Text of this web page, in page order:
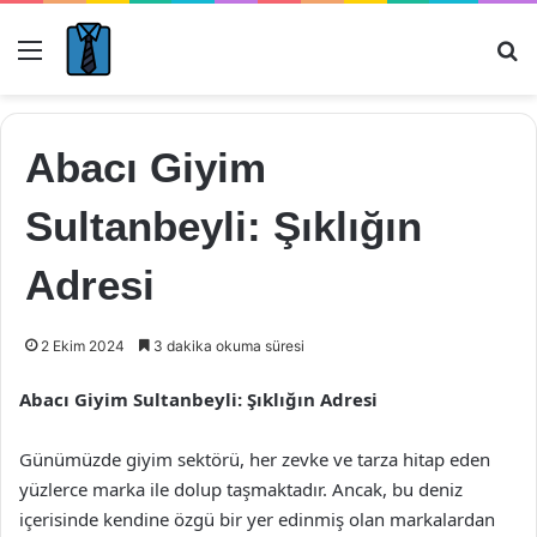
Menü
Abacı Giyim
Sultanbeyli: Şıklığın
Adresi
2 Ekim 2024 3 dakika okuma süresi
Abacı Giyim Sultanbeyli: Şıklığın Adresi
Günümüzde giyim sektörü, her zevke ve tarza hitap eden
yüzlerce marka ile dolup taşmaktadır. Ancak, bu deniz
içerisinde kendine özgü bir yer edinmiş olan markalardan